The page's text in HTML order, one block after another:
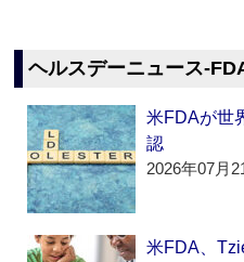
ヘルスデーニュース
米FDAが世
認
2026年07月
米FDA、